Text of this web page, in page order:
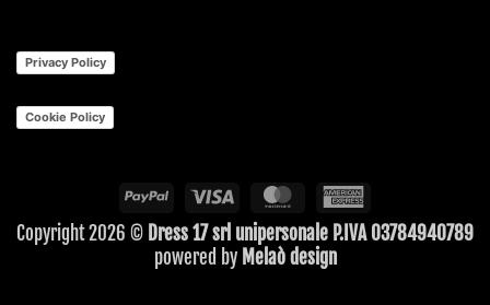
Privacy Policy
Cookie Policy
PayPal Visa MasterCard
Express
Copyright 2026 © Dress 17 srl unipersonale P.IVA 03784940789
powered by Melaò design